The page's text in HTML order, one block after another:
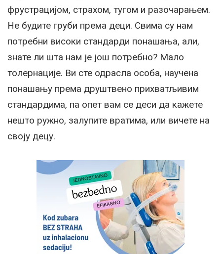
фрустрацијом, страхом, тугом и разочарањем.
Не будите груби према деци. Свима су нам
потребни високи стандарди понашања, али,
знате ли шта нам је још потребно? Мало
толернације. Ви сте одрасла особа, научена
понашању према друштвено прихватљивим
стандардима, па опет вам се деси да кажете
нешто ружно, залупите вратима, или вичете на
своју децу.